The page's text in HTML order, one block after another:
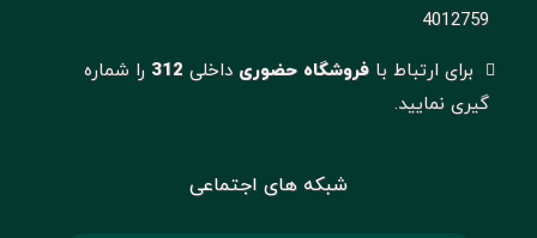
4012759
برای ارتباط با فروشگاه حضوریداخلی 312 را شماره
گیری نمایید.
شبکه های اجتماعی